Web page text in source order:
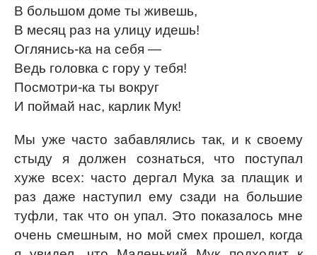
В большом доме ты живешь,
В месяц раз на улицу идешь!
Оглянись-ка на себя —
Ведь головка с гору у тебя!
Посмотри-ка ты вокруг
И поймай нас, карлик Мук!
Мы уже часто забавлялись так, и к своему
стыду я должен сознаться, что поступал
хуже всех: часто дергал Мука за плащик и
раз даже наступил ему сзади на большие
туфли, так что он упал. Это показалось мне
очень смешным, но мой смех прошел, когда